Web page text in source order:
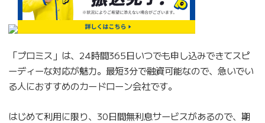
「プロミス」は、24時間365日いつでも申し込みできてスピ
ーディーな対応が魅力。最短3分で融資可能なので、急いでい
る人におすすめのカードローン会社です。
はじめて利用に限り、30日間無利息サービスがあるので、期